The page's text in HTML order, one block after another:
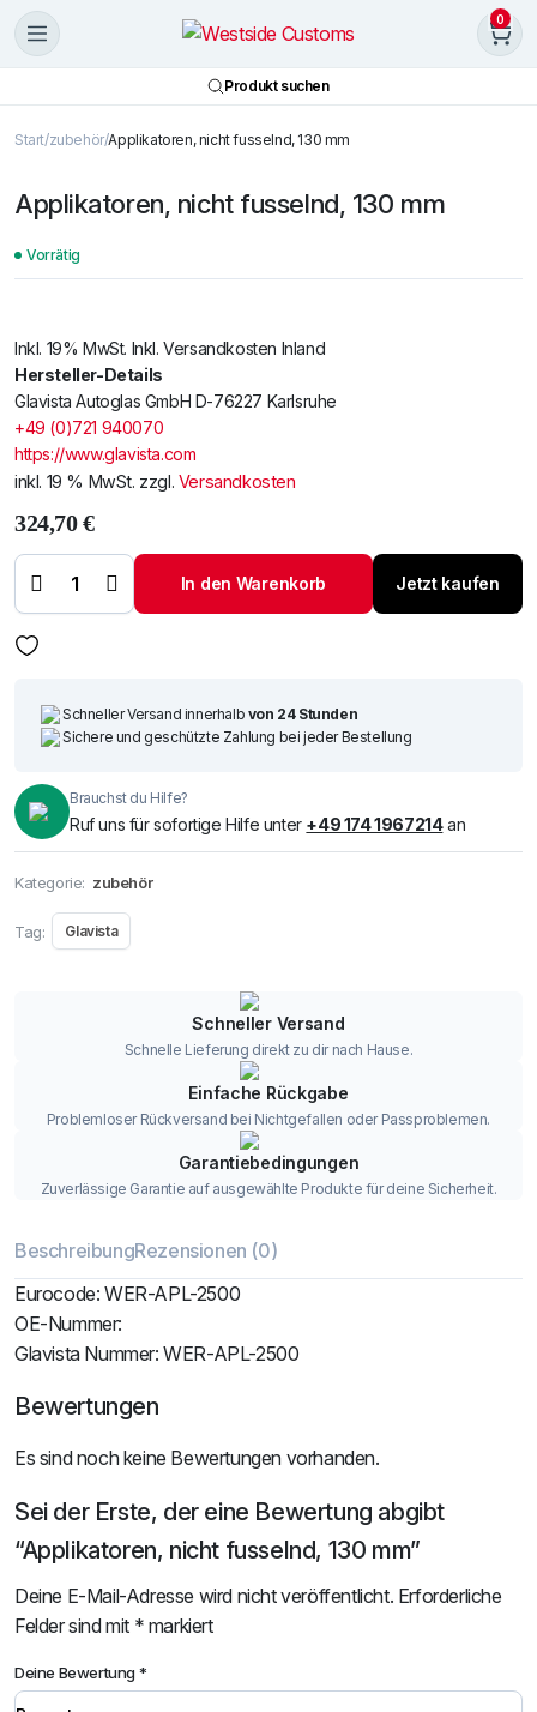
0
Produkt suchen
Start zubehör Applikatoren, nicht fusselnd, 130 mm
Applikatoren, nicht fusselnd, 130 mm
Vorrätig
Inkl. 19% MwSt. Inkl. Versandkosten Inland
Hersteller-Details
Glavista Autoglas GmbH D-76227 Karlsruhe
+49 (0)721 940070
https://www.glavista.com
inkl. 19 % MwSt. zzgl. Versandkosten
324,70€
nicht
fusselnd,
Menge
In den Warenkorb Jetzt kaufen
Schneller Versand innerhalb von 24 Stunden
Sichere und geschützte Zahlung bei jeder Bestellung
Brauchst du Hilfe?
Ruf uns für sofortige Hilfe unter +49 174 1967214an
Kategorie: zubehör
Tag: Glavista
Schneller Versand
Schnelle Lieferung direkt zu dir nach Hause.
Einfache Rückgabe
Problemloser Rückversand bei Nichtgefallen oder Passproblemen.
Garantiebedingungen
Zuverlässige Garantie auf ausgewählte Produkte für deine Sicherheit.
BeschreibungRezensionen (0)
Eurocode: WER-APL-2500
OE-Nummer:
Glavista Nummer: WER-APL-2500
Bewertungen
Es sind noch keine Bewertungen vorhanden.
Sei der Erste, der eine Bewertung abgibt
“Applikatoren, nicht fusselnd, 130 mm”
Deine E-Mail-Adresse wird nicht veröffentlicht. Erforderliche
Felder sind mit * markiert
Deine Bewertung*